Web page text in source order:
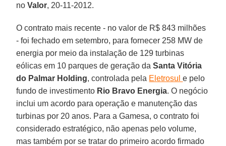
noValor, 20-11-2012.
O contrato mais recente - no valor de R$ 843 milhões
- foi fechado em setembro, para fornecer 258 MW de
energia por meio da instalação de 129 turbinas
eólicas em 10 parques de geração daSanta Vitória
do Palmar Holding, controlada pela Eletrosule pelo
fundo de investimento Rio Bravo Energia. O negócio
inclui um acordo para operação e manutenção das
turbinas por 20 anos. Para a Gamesa, o contrato foi
considerado estratégico, não apenas pelo volume,
mas também por se tratar do primeiro acordo firmado